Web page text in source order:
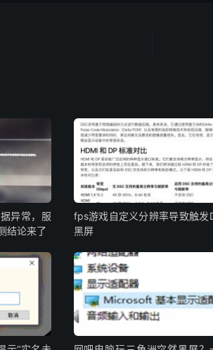
异常，服
结论来了
fps游戏自定义分辨率导致触发
黑屏